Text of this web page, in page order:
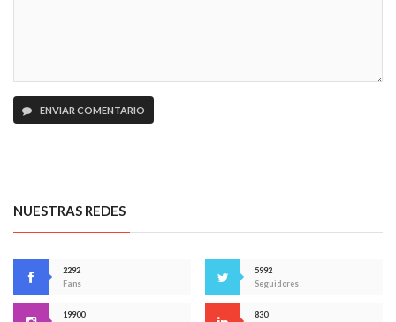
ENVIAR COMENTARIO
NUESTRAS REDES
2292
Fans
5992
Seguidores
19900
830